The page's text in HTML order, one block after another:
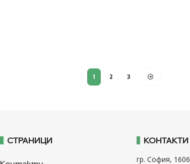
1 2 3
СТРАНИЦИ КОНТАКТИ
гр. София, 1606